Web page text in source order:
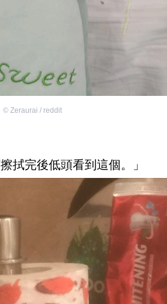
© Zeraurai / reddit
拭完後低頭看到這個。」